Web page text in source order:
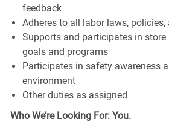
feedback
Adheres to all labor laws, policies,
Supports and participates in store
goals and programs
Participates in safety awareness
environment
Other duties as assigned
Who We’re Looking For: You.